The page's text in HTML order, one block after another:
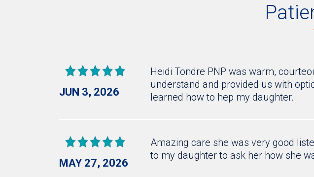
JUN 3, 2026
Heidi Tondre PNP was warm,
understand and provided us with
learned how to hep my daughter.
MAY 27, 2026
Amazing care she was very good
to my daughter to ask her how she